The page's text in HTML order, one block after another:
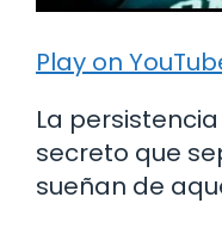
Play on
La
secreto que
sueñan de